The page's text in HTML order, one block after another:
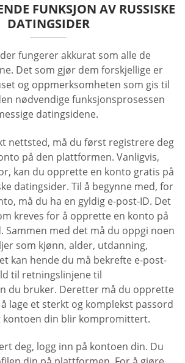
FUNKSJON AV RUSSISKE
DATINGSIDER
fungerer akkurat som alle de
Det som gjør dem forskjellige er
og oppmerksomheten som gis til
nødvendige funksjonsprosessen
datingsidene.
nettsted, må du først registrere deg
på den plattformen. Vanligvis,
kan du opprette en konto gratis på
datingsider. Til å begynne med, for
må du ha en gyldig e-post-ID. Det
kreves for å opprette en konto på
Sammen med det må du oppgi noen
som kjønn, alder, utdanning,
kan hende du må bekrefte e-post-
til retningslinjene til
du bruker. Deretter må du opprette
lage et sterkt og komplekst passord
din blir kompromittert.
deg, logg inn på kontoen din. Du